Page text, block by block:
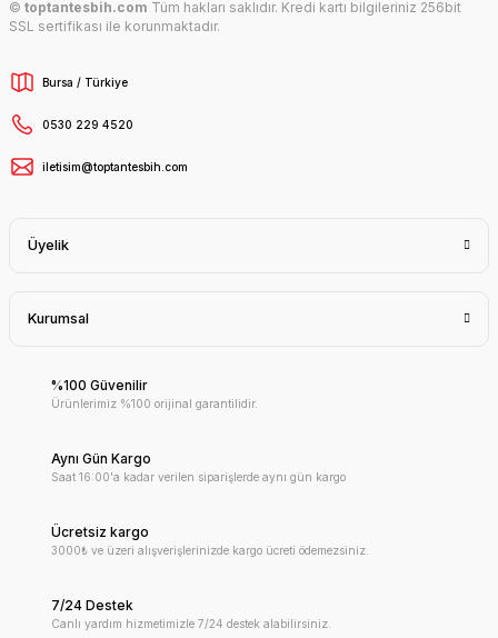
© toptantesbih.com Tüm hakları saklıdır. Kredi kartı bilgileriniz 256bit
SSL sertifikası ile korunmaktadır.
Bursa / Türkiye
0530 229 4520
iletisim@toptantesbih.com
Üyelik
Kurumsal
%100 Güvenilir
Ürünlerimiz %100 orijinal garantilidir.
Aynı Gün Kargo
Saat 16:00'a kadar verilen siparişlerde aynı gün kargo
Ücretsiz kargo
3000₺ ve üzeri alışverişlerinizde kargo ücreti ödemezsiniz.
7/24 Destek
Canlı yardım hizmetimizle 7/24 destek alabilirsiniz.